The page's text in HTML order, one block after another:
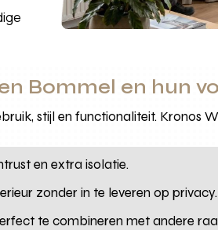
Bommel en hun
stijl en functionaliteit. Kronos
en extra isolatie.
zonder in te leveren op privacy.
te combineren met andere